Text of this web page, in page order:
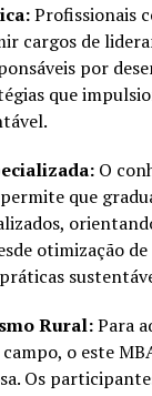
Profissionais
cargos de
por
que
O
que
otimização
Rural:Para
o este
Os